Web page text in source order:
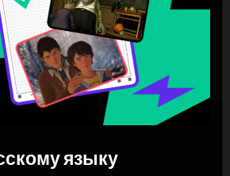
языку